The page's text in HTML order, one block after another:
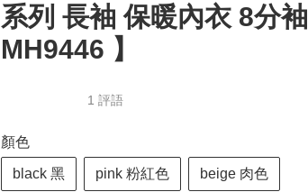
系列 長袖 保暖內衣 8分袖
MH9446 】
1 評語
顏色
black 黑 pink 粉紅色 beige 肉色